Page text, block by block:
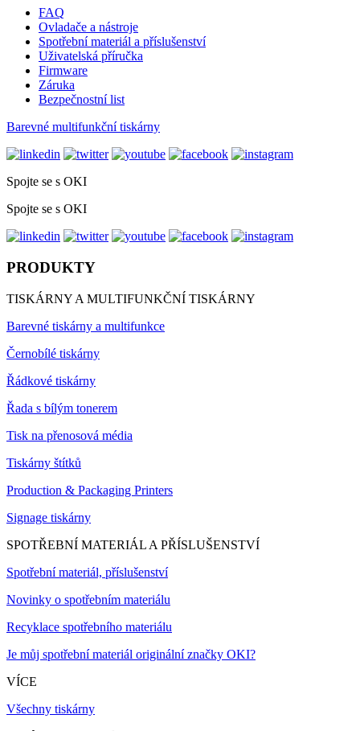
FAQ
Ovladače a nástroje
Spotřební materiál a příslušenství
Uživatelská příručka
Firmware
Záruka
Bezpečnostní list
Barevné multifunkční tiskárny
Spojte se s OKI
Spojte se s OKI
PRODUKTY
TISKÁRNY A MULTIFUNKČNÍ TISKÁRNY
Barevné tiskárny a multifunkce
Černobílé tiskárny
Řádkové tiskárny
Řada s bílým tonerem
Tisk na přenosová média
Tiskárny štítků
Production & Packaging Printers
Signage tiskárny
SPOTŘEBNÍ MATERIÁL A PŘÍSLUŠENSTVÍ
Spotřební materiál, příslušenství
Novinky o spotřebním materiálu
Recyklace spotřebního materiálu
Je můj spotřební materiál originální značky OKI?
VÍCE
Všechny tiskárny